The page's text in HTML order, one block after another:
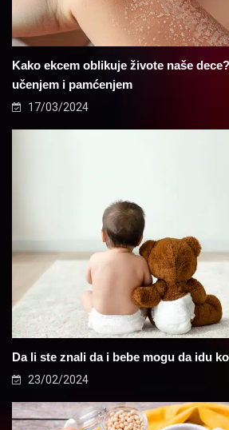
Kako ekcem oblikuje živote naše
učenjem i pamćenjem
17/03/2024
Da li ste znali da i bebe mogu da idu
23/02/2024